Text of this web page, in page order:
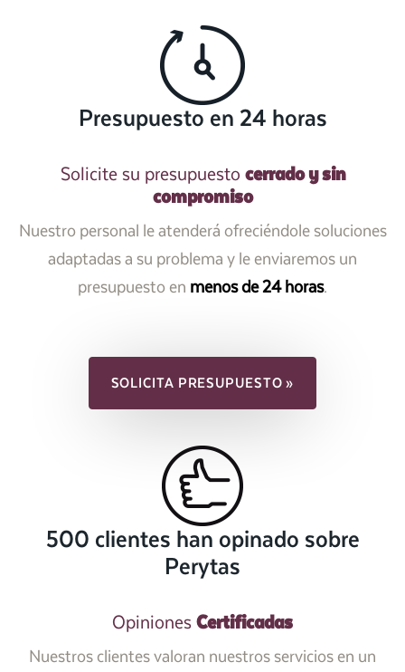
Presupuesto en 24 horas
Solicite su presupuesto cerrado y sin
compromiso
Nuestro personal le atenderá ofreciéndole soluciones
adaptadas a su problema y le enviaremos un
presupuesto en menos de 24 horas.
SOLICITA PRESUPUESTO »
500 clientes han opinado sobre
Perytas
Opiniones Certificadas
Nuestros clientes valoran nuestros servicios en un